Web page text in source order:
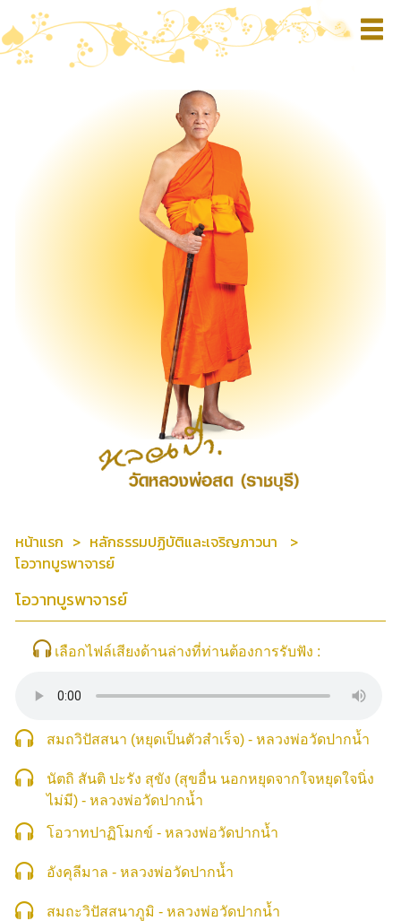
หน้าแรก
หลักธรรมปฏิบัติและเจริญภาวนา
โอวาทบูรพาจารย์
โอวาทบูรพาจารย์
เลือกไฟล์เสียงด้านล่างที่ท่านต้องการรับฟัง :
สมถวิปัสสนา (หยุดเป็นตัวสำเร็จ) - หลวงพ่อวัดปากน้ำ
นัตถิ สันติ ปะรัง สุขัง (สุขอื่น นอกหยุดจากใจหยุดใจนิ่ง
ไม่มี) - หลวงพ่อวัดปากน้ำ
โอวาทปาฏิโมกข์ - หลวงพ่อวัดปากน้ำ
อังคุลีมาล - หลวงพ่อวัดปากน้ำ
สมถะวิปัสสนาภูมิ - หลวงพ่อวัดปากน้ำ